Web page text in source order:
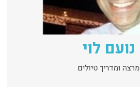
נועם לוי
מרצה ומדריך טיולים